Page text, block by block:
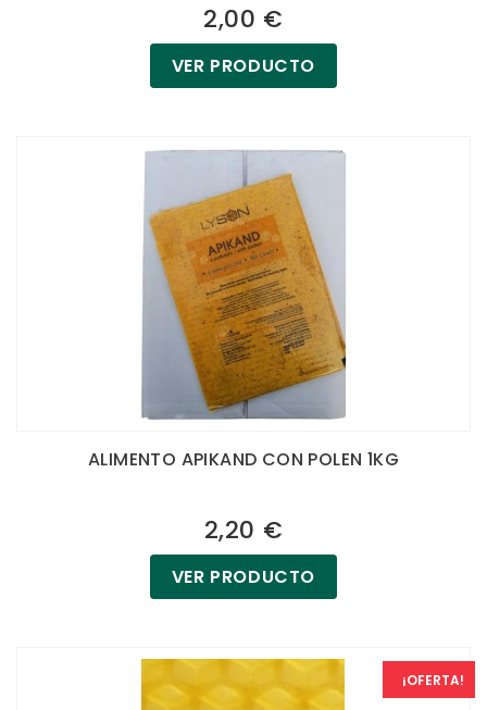
2,00 €
VER PRODUCTO
ALIMENTO APIKAND CON POLEN 1KG
2,20 €
VER PRODUCTO
¡OFERTA!